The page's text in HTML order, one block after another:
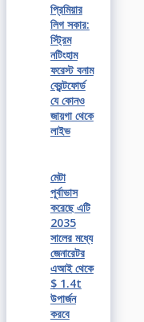
প্রিমিয়ার
লিগ সকার:
স্ট্রিম
নটিংহাম
ফরেস্ট বনাম
ব্রেন্টফোর্ড
যে কোনও
জায়গা থেকে
লাইভ
মেটা
পূর্বাভাস
করেছে এটি
2035
সালের মধ্যে
জেনারেটর
এআই থেকে
$ 1.4t
উপার্জন
করবে